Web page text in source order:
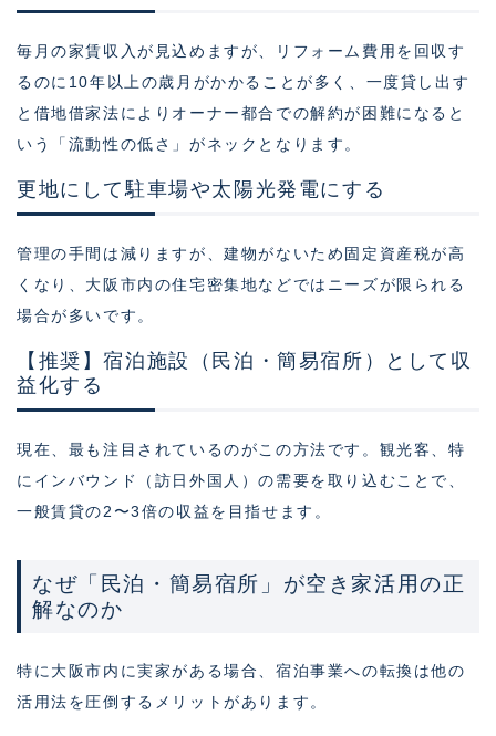
毎月の家賃収入が見込めますが、リフォーム費用を回収す
るのに10年以上の歳月がかかることが多く、一度貸し出す
と借地借家法によりオーナー都合での解約が困難になると
いう「流動性の低さ」がネックとなります。
更地にして駐車場や太陽光発電にする
管理の手間は減りますが、建物がないため固定資産税が高
くなり、大阪市内の住宅密集地などではニーズが限られる
場合が多いです。
【推奨】宿泊施設（民泊・簡易宿所）として収
益化する
現在、最も注目されているのがこの方法です。観光客、特
にインバウンド（訪日外国人）の需要を取り込むことで、
一般賃貸の2〜3倍の収益を目指せます。
なぜ「民泊・簡易宿所」が空き家活用の正
解なのか
特に大阪市内に実家がある場合、宿泊事業への転換は他の
活用法を圧倒するメリットがあります。